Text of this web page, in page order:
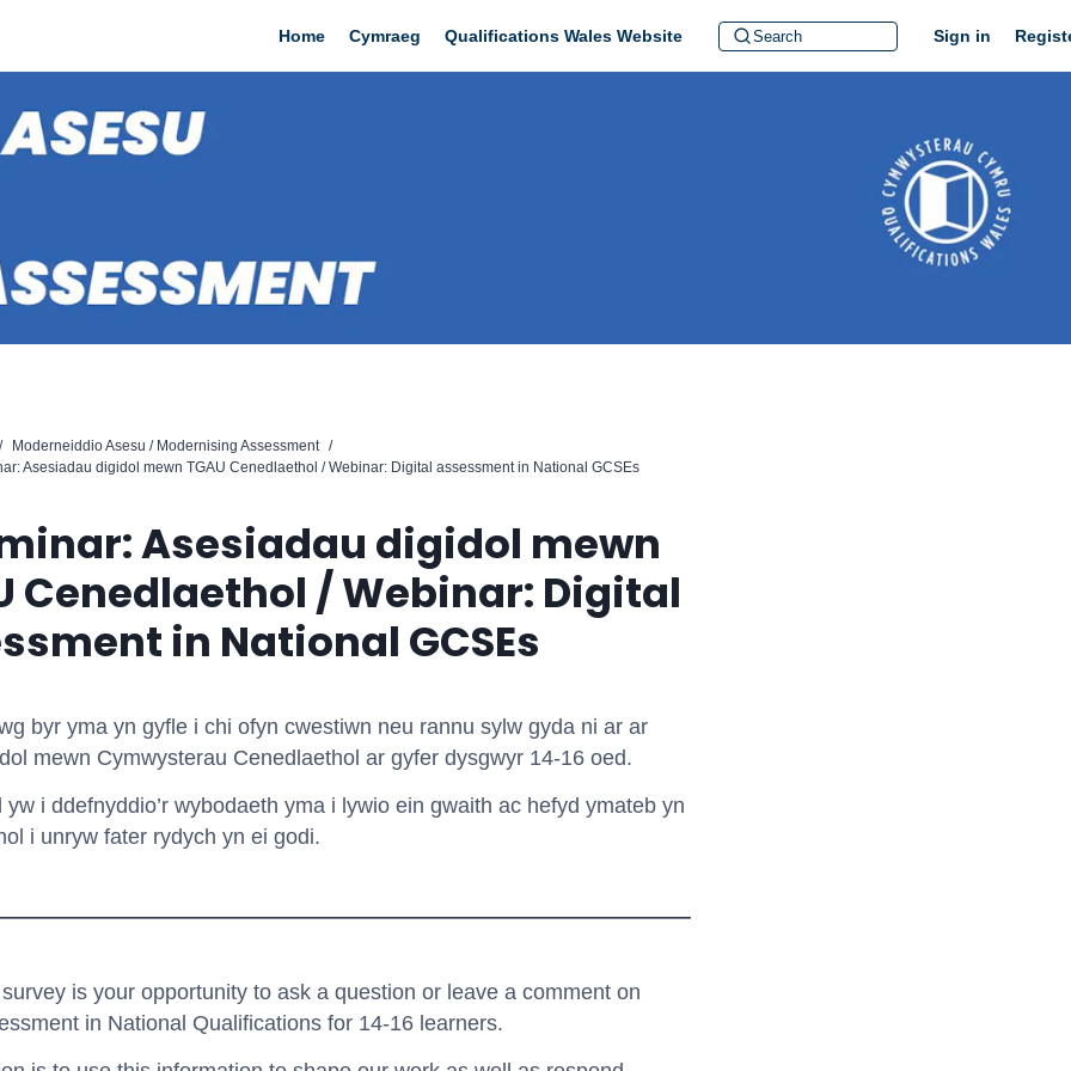
Home Cymraeg Qualifications Wales Website Sign in
/ Moderneiddio Asesu / Modernising Assessment /
Asesiadau digidol mewn TGAU Cenedlaethol / Webinar: Digital assessment in National GCSEs
Asesiadau digidol mewn
Cenedlaethol / Webinar: Digital
in National GCSEs
byr yma yn gyfle i chi ofyn cwestiwn neu rannu sylw gyda ni ar ar
mewn Cymwysterau Cenedlaethol ar gyfer dysgwyr 14-16 oed.
yw i ddefnyddio’r wybodaeth yma i lywio ein gwaith ac hefyd ymateb yn
i unryw fater rydych yn ei godi.
is your opportunity to ask a question or leave a comment on
in National Qualifications for 14-16 learners.